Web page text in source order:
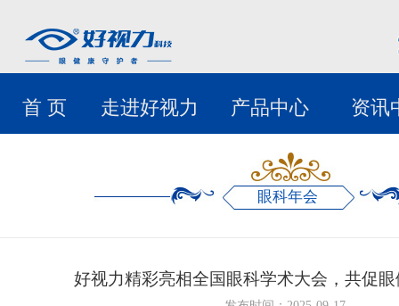
首 页 走进好视力 产品中心 资讯
眼科年会
好视力精彩亮相全国眼科学术大会，共促